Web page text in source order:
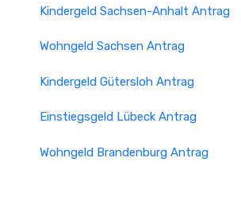
Kindergeld Sachsen-Anhalt Antrag
Wohngeld Sachsen Antrag
Kindergeld Gütersloh Antrag
Einstiegsgeld Lübeck Antrag
Wohngeld Brandenburg Antrag